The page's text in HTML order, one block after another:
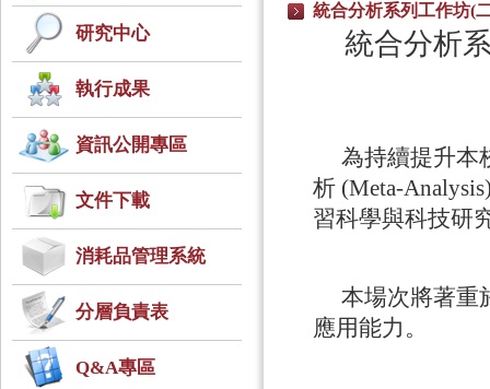
研究中心
執行成果
資訊公開專區
文件下載
消耗品管理系統
分層負責表
Q&A專區
統合分析系列工作坊(
統合分析
為持續提升本
析 (Meta-
習科學與科技研
本場次將著重
應用能力。